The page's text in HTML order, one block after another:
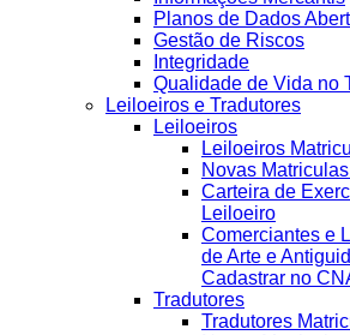
Planos de Dados
Gestão de Riscos
Integridade
Qualidade de Vida no
Leiloeiros e Tradutores
Leiloeiros
Leiloeiros
Novas
Carteira de
Leiloeiro
Comerciantes e
de Arte e
Cadastrar no
Tradutores
Tradutores